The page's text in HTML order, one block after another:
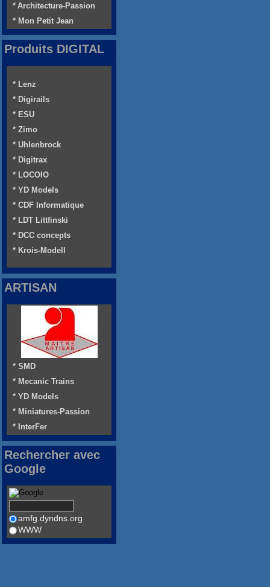
* Architecture-Passion
* Mon Petit Jean
Produits DIGITAL
* Lenz
* Digirails
* ESU
* Zimo
* Uhlenbrock
* Digitrax
* LOCOIO
* YD Models
* CDF Informatique
* LDT Littfinski
* DCC concepts
* Krois-Modell
ARTISAN
* SMD
* Mecanic Trains
* YD Models
* Miniatures-Passion
* InterFer
Rechercher avec
Google
amfg.dyndns.org
WWW